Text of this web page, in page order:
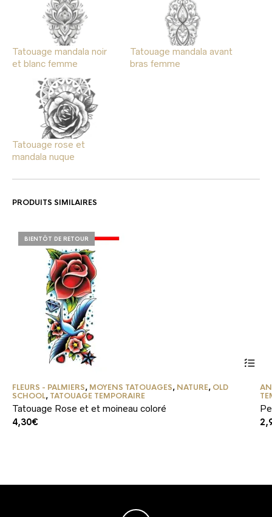
Tatouage mandala noir
et blanc femme
Tatouage mandala avant
bras femme
Tatouage rose et
mandala nuque
PRODUITS SIMILAIRES
BIENTÔT DE RETOUR
FLEURS - PALMIERS, MOYENS TATOUAGES, NATURE, OLD
SCHOOL, TATOUAGE TEMPORAIRE
Tatouage Rose et et moineau coloré
4,30€